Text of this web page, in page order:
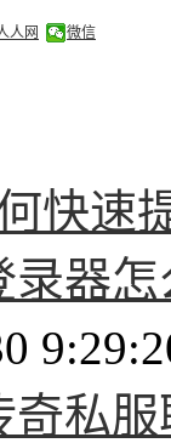
人网 微信
快速
录器
奇私